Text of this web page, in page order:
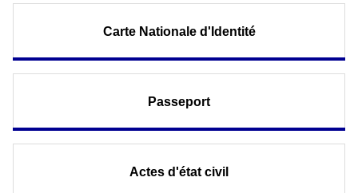
Carte Nationale d'Identité
Passeport
Actes d'état civil